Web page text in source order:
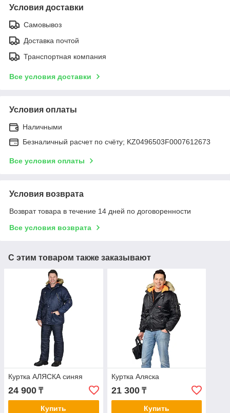
Условия доставки
Самовывоз
Доставка почтой
Транспортная компания
Все условия доставки
Условия оплаты
Наличными
Безналичный расчет по счёту; KZ0496503F0007612673
Все условия оплаты
Условия возврата
Возврат товара в течение 14 дней по договоренности
Все условия возврата
С этим товаром также заказывают
Куртка АЛЯСКА синяя
24 900 ₸
Купить
Куртка Аляска
21 300₸
Купить